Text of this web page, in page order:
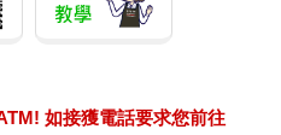
如接獲電話要求您前往